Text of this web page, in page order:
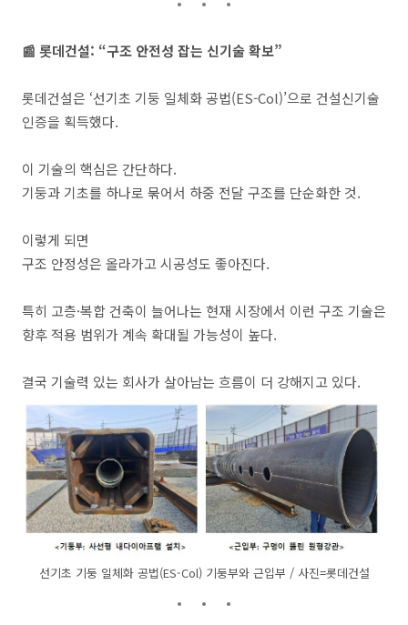
📰 롯데건설: “구조 안전성 잡는 신기술 확보”
롯데건설은 ‘선기초 기둥 일체화 공법(ES-Col)’으로 건설신기술
인증을 획득했다.
이 기술의 핵심은 간단하다.
기둥과 기초를 하나로 묶어서 하중 전달 구조를 단순화한 것.
이렇게 되면
구조 안정성은 올라가고 시공성도 좋아진다.
특히 고층·복합 건축이 늘어나는 현재 시장에서 이런 구조 기술은
향후 적용 범위가 계속 확대될 가능성이 높다.
결국 기술력 있는 회사가 살아남는 흐름이 더 강해지고 있다.
선기초 기둥 일체화 공법(ES-Col) 기둥부와 근입부 / 사진=롯데건설